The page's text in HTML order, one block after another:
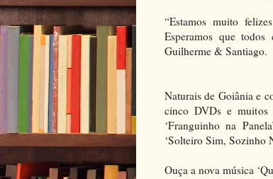
“Estamos muito
Esperamos que
Guilherme & Santiago.
Naturais de Goiânia e
cinco DVDs e muitos
‘Franguinho na
‘Solteiro Sim, Sozinho
Ouça a nova música